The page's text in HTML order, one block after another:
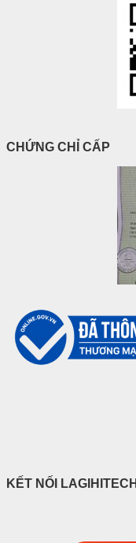
CHỨNG CHỈ CẤP
KẾT NỐI LAGIHITECH